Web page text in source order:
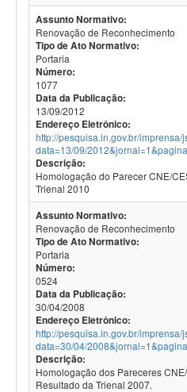
Assunto Normativo:
Renovação de Reconhecimento
Tipo de Ato Normativo:
Portaria
Número:
1077
Data da Publicação:
13/09/2012
Endereço Eletrônico:
http://pesquisa.in.gov.br/
data=13/09/
Descrição:
Homologação do Parecer CNE/
Trienal 2010
Assunto Normativo:
Renovação de Reconhecimento
Tipo de Ato Normativo:
Portaria
Número:
0524
Data da Publicação:
30/04/2008
Endereço Eletrônico:
http://pesquisa.in.gov.br/
data=30/04/
Descrição:
Homologação dos Pareceres
Resultado da Trienal 2007.